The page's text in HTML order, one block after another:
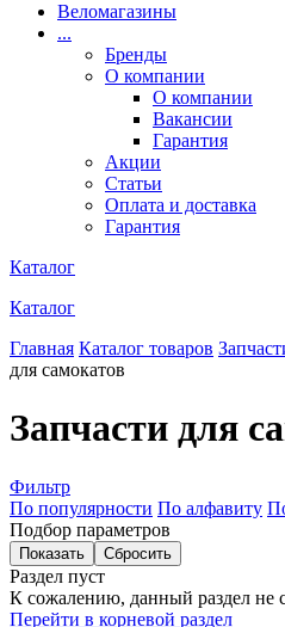
Веломагазины
...
Бренды
О компании
О компании
Вакансии
Гарантия
Акции
Статьи
Оплата и доставка
Гарантия
Каталог
Каталог
Главная Каталог товаров
для самокатов
Запчасти для
Фильтр
По популярности По алфавиту
Подбор параметров
Раздел пуст
К сожалению, данный раздел не
Перейти в корневой раздел